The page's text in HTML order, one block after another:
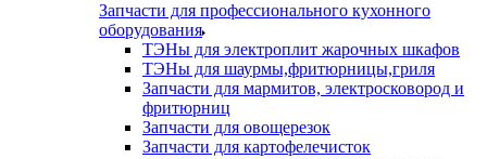
Запчасти для профессионального кухонного
оборудования
ТЭНы для электроплит жарочных шкафов
ТЭНы для шаурмы,фритюрницы,гриля
Запчасти для мармитов, электросковород и
фритюрниц
Запчасти для овощерезок
Запчасти для картофелечисток